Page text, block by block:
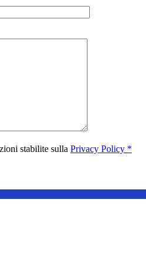
stabilite sulla Privacy Policy *